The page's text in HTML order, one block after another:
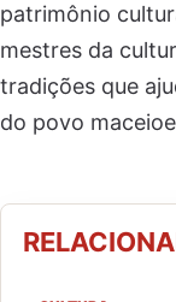
patrimônio
mestres da
tradições que
do povo